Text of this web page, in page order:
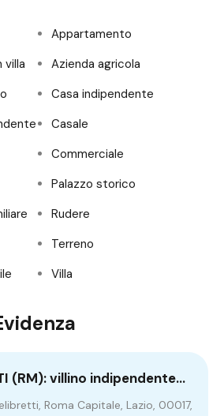
Appartamento
villa
Azienda agricola
Casa indipendente
Casale
Commerciale
Palazzo storico
Rudere
Terreno
Villa
(RM): villino indipendente…
Roma Capitale, Lazio, 00017,